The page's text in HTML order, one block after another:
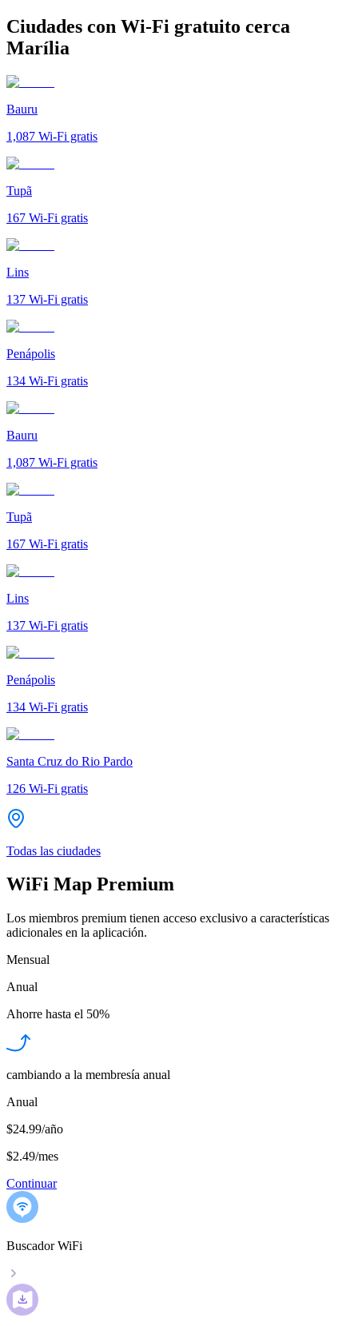
Ciudades con Wi-Fi gratuito cerca
Marília
Bauru
1,087 Wi-Fi gratis
Tupã
167 Wi-Fi gratis
Lins
137 Wi-Fi gratis
Penápolis
134 Wi-Fi gratis
Bauru
1,087 Wi-Fi gratis
Tupã
167 Wi-Fi gratis
Lins
137 Wi-Fi gratis
Penápolis
134 Wi-Fi gratis
Santa Cruz do Rio Pardo
126 Wi-Fi gratis
Todas las ciudades
WiFi Map Premium
Los miembros premium tienen acceso exclusivo a características
adicionales en la aplicación.
Mensual
Anual
Ahorre hasta el 50%
cambiando a la membresía anual
Anual
$24.99/año
$2.49/mes
Continuar
Buscador WiFi